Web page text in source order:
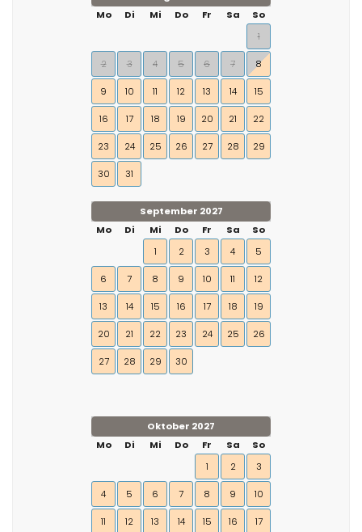
Mo
Di Mi Do Fr Sa
So
1
2 3 4 5 6 7 8
9 10 11 12 13 14 15
16 17 18 19 20 21 22
23 24 25 26 27 28 29
30 31
September 2027
Mo
Di Mi Do Fr Sa
So
1
2 3 4 5
6 7 8 9 10 11 12
13 14 15 16 17 18 19
20 21 22 23 24 25 26
27 28 29 30
Oktober 2027
Mo
Di Mi Do Fr Sa
So
1
2 3
4 5 6 7 8 9 10
11 12 13 14 15 16 17